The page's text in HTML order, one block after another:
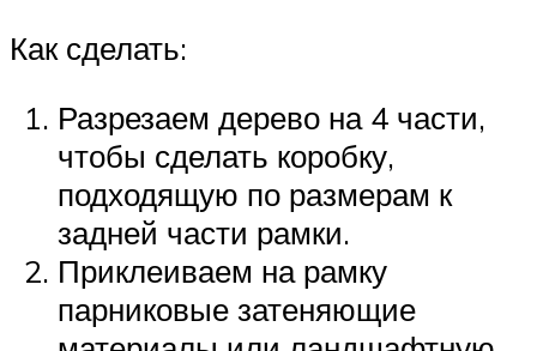
Как сделать:
Разрезаем дерево на 4 части,
чтобы сделать коробку,
подходящую по размерам к
задней части рамки.
Приклеиваем на рамку
парниковые затеняющие